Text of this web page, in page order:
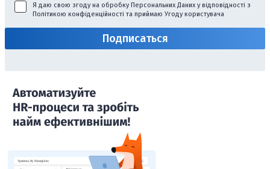
Я даю свою згоду на обробку Персональних Даних у відповідності з
Політикою конфіденційності та приймаю Угоду користувача